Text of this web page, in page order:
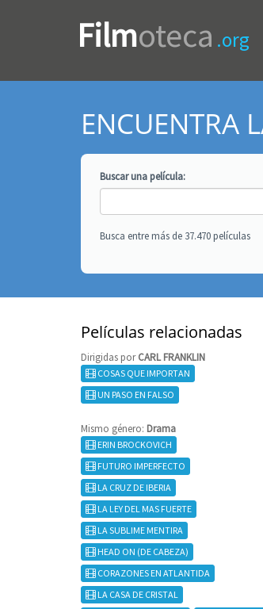
Filmoteca .org
ENCUENTRA
Buscar unapelícula:
Busca entre más de 37.470 películas
Películas relacionadas
Dirigidas porCARL FRANKLIN
COSAS QUE IMPORTAN
UN PASO EN FALSO
Mismo género: Drama
ERIN BROCKOVICH
FUTURO IMPERFECTO
LA CRUZ DE IBERIA
LA LEY DEL MAS FUERTE
LA SUBLIME MENTIRA
HEAD ON (DE CABEZA)
CORAZONES EN ATLANTIDA
LA CASA DE CRISTAL